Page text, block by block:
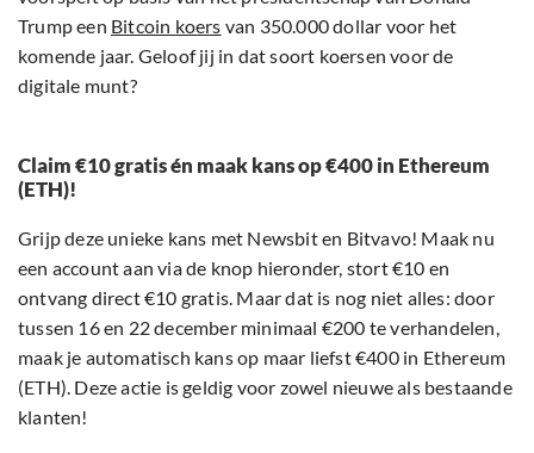
Trump een Bitcoin koers van 350.000 dollar voor het
komende jaar. Geloof jij in dat soort koersen voor de
digitale munt?
Claim €10 gratis én maak kans op €400 in Ethereum
(ETH)!
Grijp deze unieke kans met Newsbit en Bitvavo! Maak nu
een account aan via de knop hieronder, stort €10 en
ontvang direct €10 gratis. Maar dat is nog niet alles: door
tussen 16 en 22 december minimaal €200 te verhandelen,
maak je automatisch kans op maar liefst €400 in Ethereum
(ETH). Deze actie is geldig voor zowel nieuwe als bestaande
klanten!